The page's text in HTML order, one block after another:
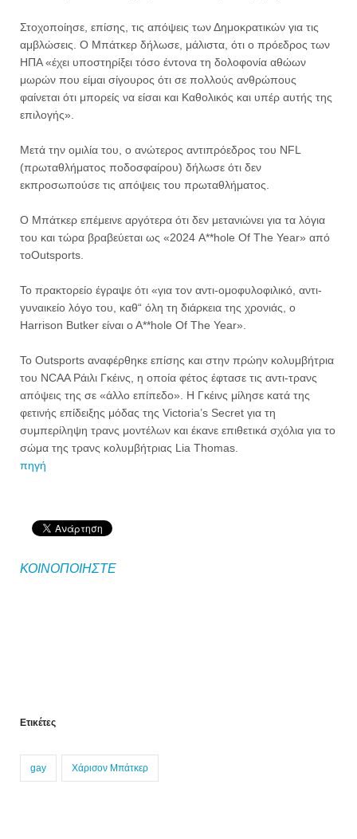
Στοχοποίησε, επίσης, τις απόψεις των Δημοκρατικών για τις
αμβλώσεις. Ο Μπάτκερ δήλωσε, μάλιστα, ότι ο πρόεδρος των
ΗΠΑ «έχει υποστηρίξει τόσο έντονα τη δολοφονία αθώων
μωρών που είμαι σίγουρος ότι σε πολλούς ανθρώπους
φαίνεται ότι μπορείς να είσαι και Καθολικός και υπέρ αυτής της
επιλογής».
Μετά την ομιλία του, ο ανώτερος αντιπρόεδρος του NFL
(πρωταθλήματος ποδοσφαίρου) δήλωσε ότι δεν
εκπροσωπούσε τις απόψεις του πρωταθλήματος.
Ο Μπάτκερ επέμεινε αργότερα ότι δεν μετανιώνει για τα λόγια
του και τώρα βραβεύεται ως «2024 A**hole Of The Year» από
τοOutsports.
Το πρακτορείο έγραψε ότι «για τον αντι-ομοφυλοφιλικό, αντι-
γυναικείο λόγο του, καθ“ όλη τη διάρκεια της χρονιάς, ο
Harrison Butker είναι o A**hole Of The Year».
Το Outsports αναφέρθηκε επίσης και στην πρώην κολυμβήτρια
του NCAA Ράιλι Γκέινς, η οποία φέτος έφτασε τις αντι-τρανς
απόψεις της σε «άλλο επίπεδο». Η Γκέινς μίλησε κατά της
φετινής επίδειξης μόδας της Victoria’s Secret για τη
συμπερίληψη τρανς μοντέλων και έκανε επιθετικά σχόλια για το
σώμα της τρανς κολυμβήτριας Lia Thomas.
πηγή
ΚΟΙΝΟΠΟΙΗΣΤΕ
Ετικέτες
gay Χάρισον Μπάτκερ